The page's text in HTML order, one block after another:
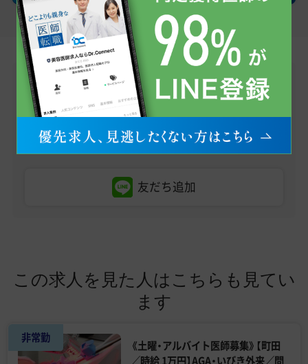
LINEで無料転職相談
医師求人情報のお問い合わせから、転職への不安・
疑問点まで、お気軽にご相談ください。
まずはお友だち登録から！
友だち追加
この求人を見た人はこちらも見てい
ます
非常勤
《土曜・アルバイト医師募集》【町田
／時給 1万円】AGA・いびき外来／問